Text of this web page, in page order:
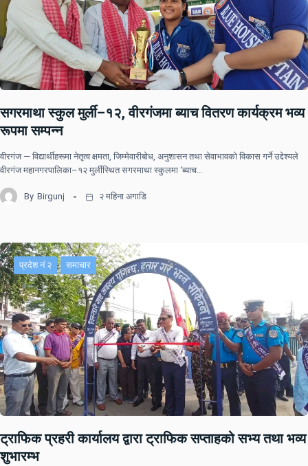
सगरमाथा स्कुल मुर्ली–१२, वीरगंजमा ब्याच वितरण कार्यक्रम भव्य
रूपमा सम्पन्न
वीरगंज — विद्यार्थीहरूमा नेतृत्व क्षमता, जिम्मेवारीबोध, अनुशासन तथा सेवाभावको विकास गर्ने उद्देश्यले
वीरगंज महानगरपालिका–१२ मुर्लीस्थित सगरमाथा स्कुलमा ‘ब्याच…
By Birgunj २ महिना अगाडि
प्रदेश नं २ समाचार
ट्राफिक प्रहरी कार्यालय द्वारा ट्राफिक सप्ताहको सभ्य तथा भव्य
शुभारम्भ